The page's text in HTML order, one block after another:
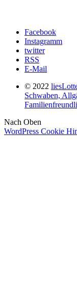
Facebook
Instagramm
twitter
RSS
E-Mail
© 2022
Schwaben,
Nach Oben
WordPress Cookie